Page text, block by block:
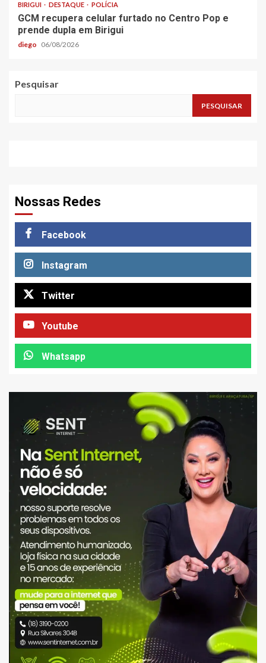
BIRIGUI DESTAQUE POLÍCIA
GCM recupera celular furtado no Centro Pop e
prende dupla em Birigui
diego 06/08/2026
Pesquisar
PESQUISAR
Nossas Redes
Facebook
Instagram
Twitter
Youtube
Whatsapp